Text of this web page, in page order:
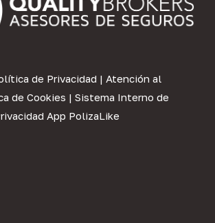
de Privacidad | Atención al
de Cookies | Sistema Interno de
App PolizaLike